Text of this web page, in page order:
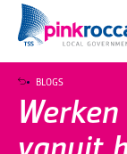
BLOGS